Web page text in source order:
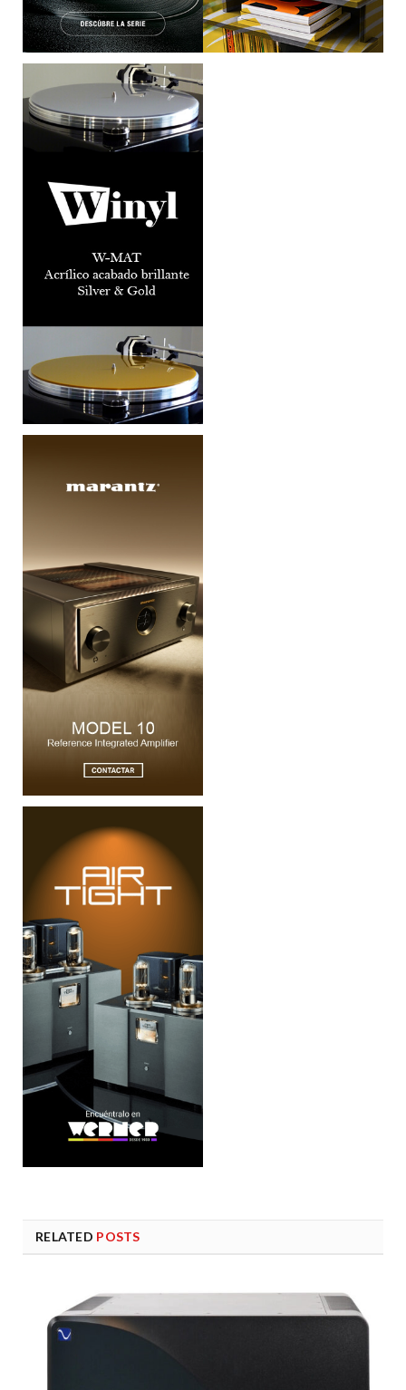
RELATED POSTS